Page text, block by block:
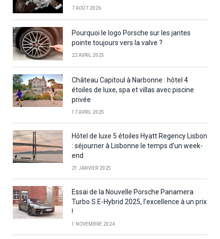
7 AOÛT 2026
Pourquoi le logo Porsche sur les jantes
pointe toujours vers la valve ?
22 AVRIL 2025
Château Capitoul à Narbonne : hôtel 4
étoiles de luxe, spa et villas avec piscine
privée
17 AVRIL 2025
Hôtel de luxe 5 étoiles Hyatt Regency Lisbon
: séjourner à Lisbonne le temps d’un week-
end
21 JANVIER 2025
Essai de la Nouvelle Porsche Panamera
Turbo S E-Hybrid 2025, l’excellence à un prix
!
1 NOVEMBRE 2024